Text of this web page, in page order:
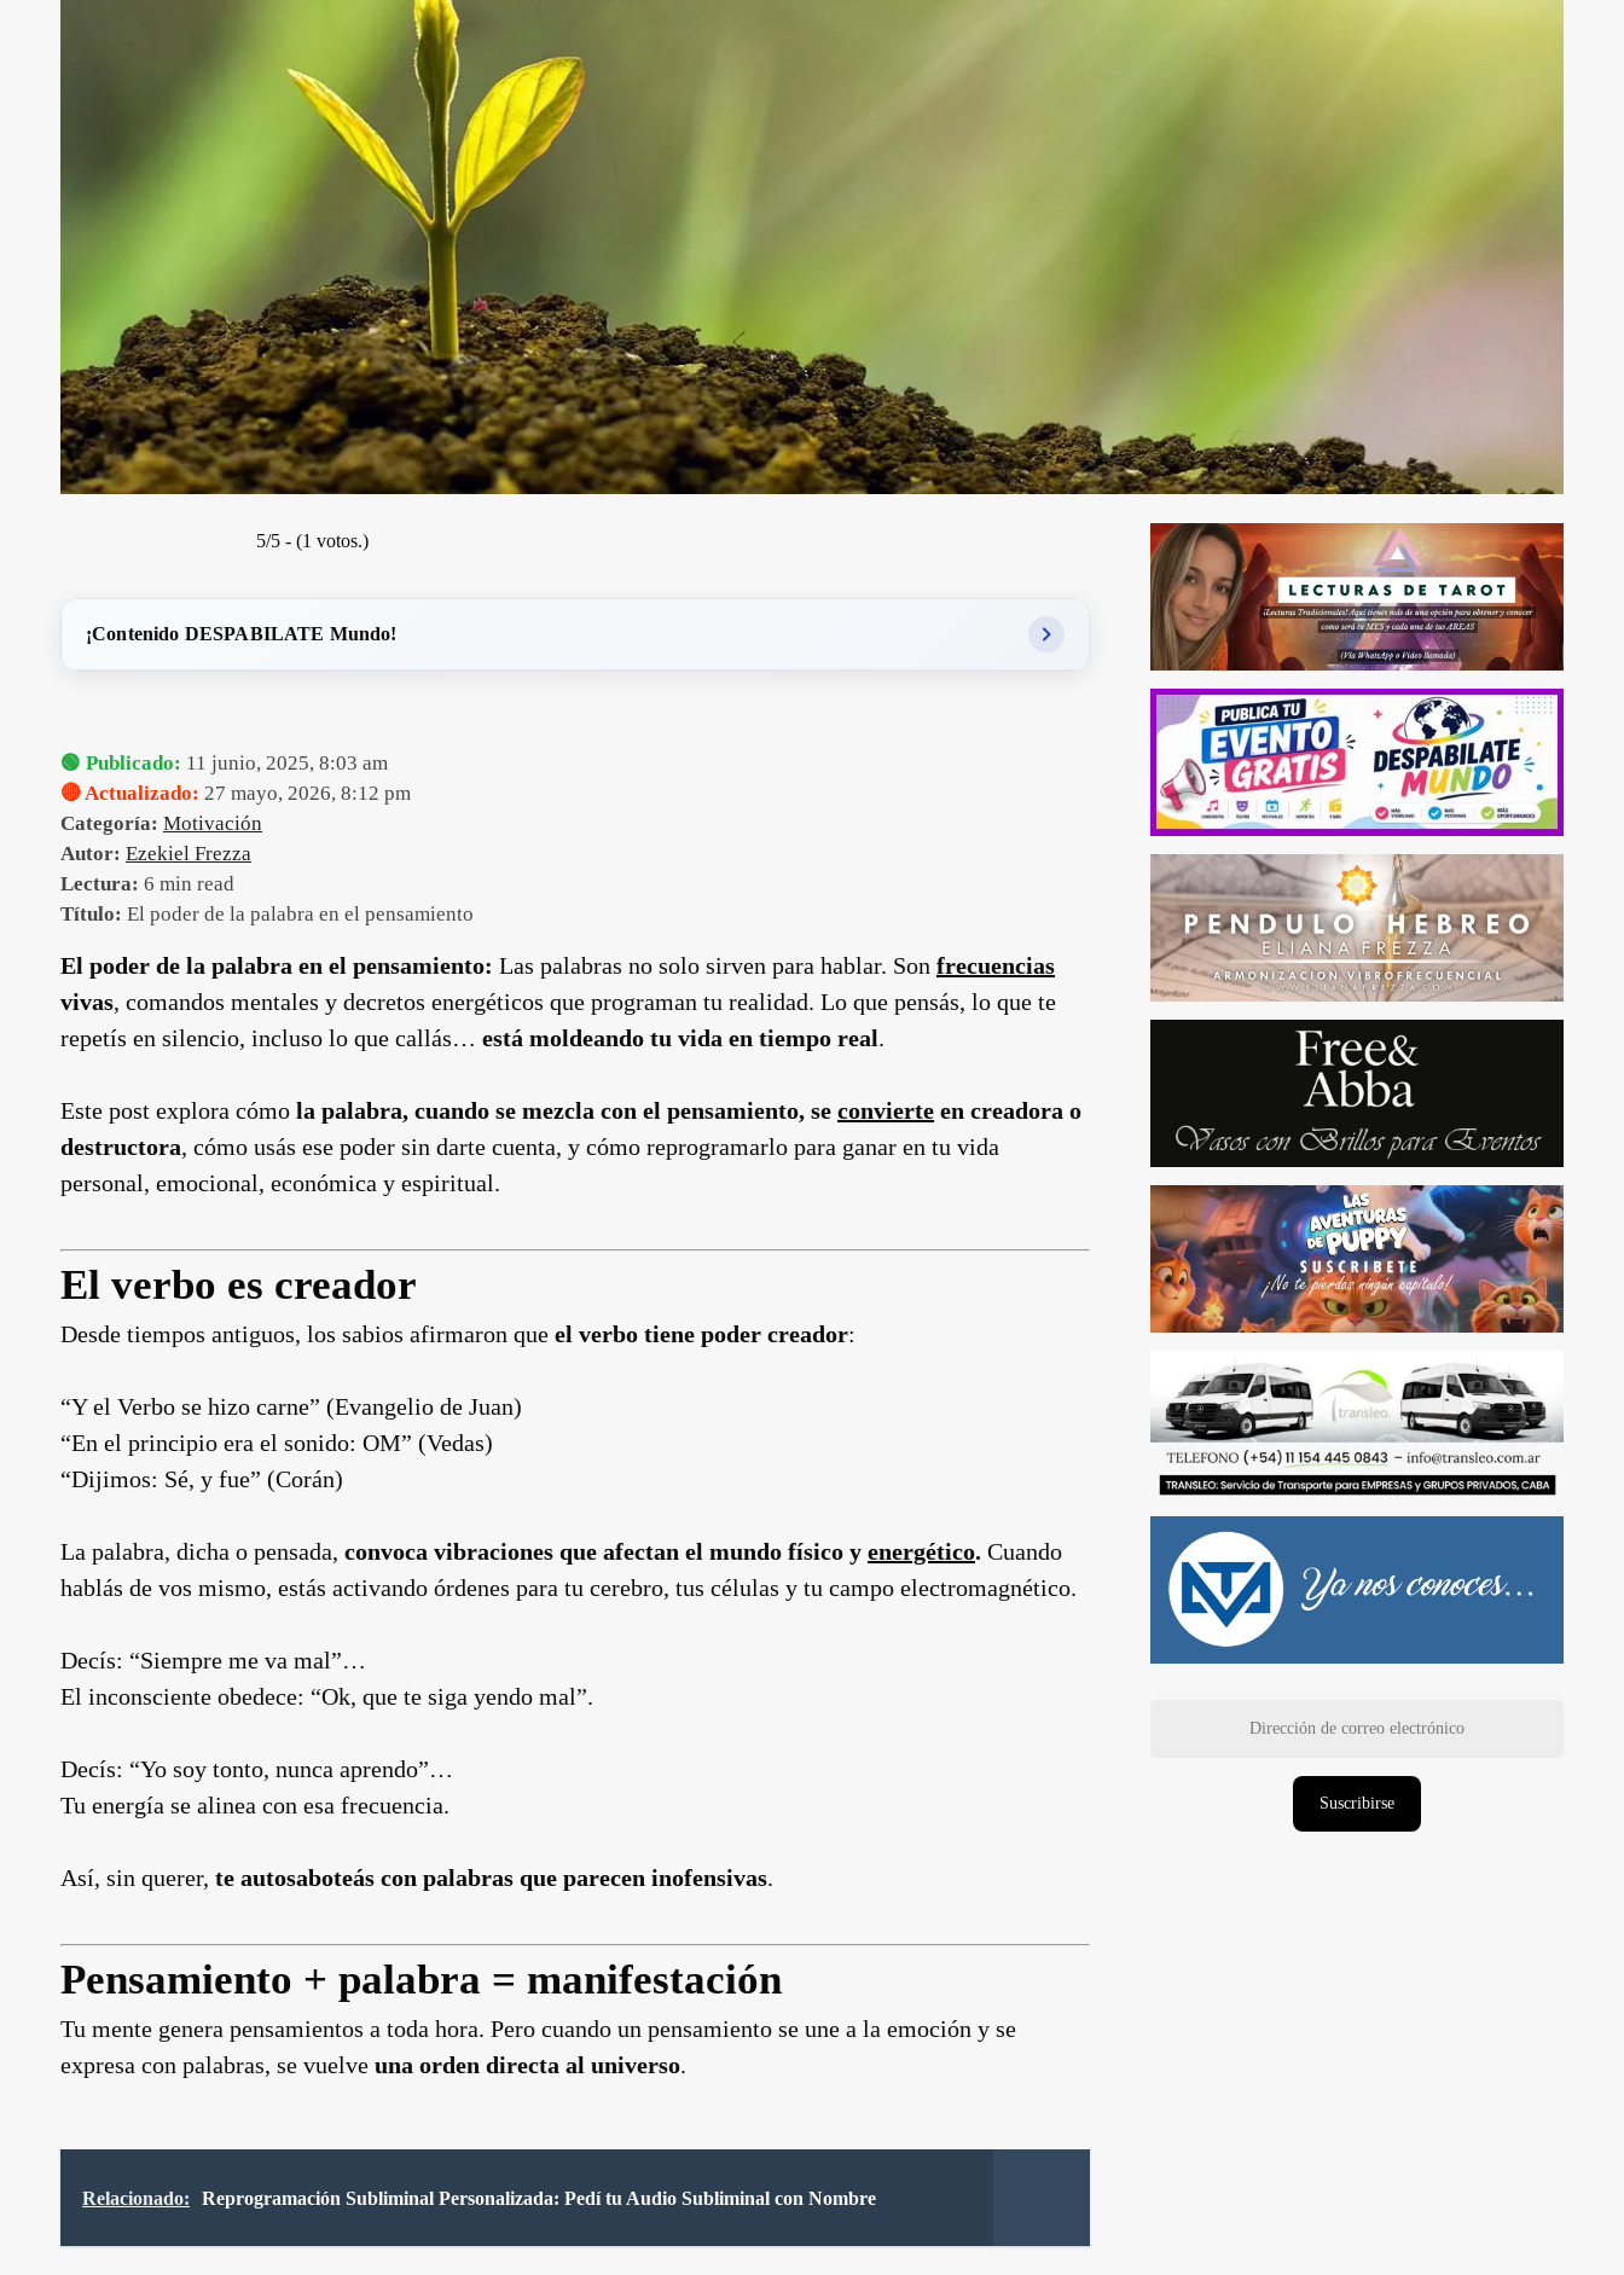
5/5 - (1 votos.)
¡Contenido DESPABILATE Mundo!
🟢 Publicado: 11 junio, 2025, 8:03 am
🔴 Actualizado: 27 mayo, 2026, 8:12 pm
Categoría: Motivación
Autor: Ezekiel Frezza
Lectura: 6 min read
Título: El poder de la palabra en el pensamiento
El poder de la palabra en el pensamiento: Las palabras no solo sirven para hablar. Son frecuencias
vivas, comandos mentales y decretos energéticos que programan tu realidad. Lo que pensás, lo que te
repetís en silencio, incluso lo que callás… está moldeando tu vida en tiempo real.
Este post explora cómo la palabra, cuando se mezcla con el pensamiento, se convierte en creadora o
destructora, cómo usás ese poder sin darte cuenta, y cómo reprogramarlo para ganar en tu vida
personal, emocional, económica y espiritual.
El verbo es creador
Desde tiempos antiguos, los sabios afirmaron que el verbo tiene poder creador:
“Y el Verbo se hizo carne” (Evangelio de Juan)
“En el principio era el sonido: OM” (Vedas)
“Dijimos: Sé, y fue” (Corán)
La palabra, dicha o pensada, convoca vibraciones que afectan el mundo físico y energético. Cuando
hablás de vos mismo, estás activando órdenes para tu cerebro, tus células y tu campo electromagnético.
Decís: “Siempre me va mal”…
El inconsciente obedece: “Ok, que te siga yendo mal”.
Decís: “Yo soy tonto, nunca aprendo”…
Tu energía se alinea con esa frecuencia.
Así, sin querer, te autosaboteás con palabras que parecen inofensivas.
Pensamiento + palabra = manifestación
Tu mente genera pensamientos a toda hora. Pero cuando un pensamiento se une a la emoción y se
expresa con palabras, se vuelve una orden directa al universo.
Relacionado: Reprogramación Subliminal Personalizada: Pedí tu Audio Subliminal con Nombre
Suscribirse